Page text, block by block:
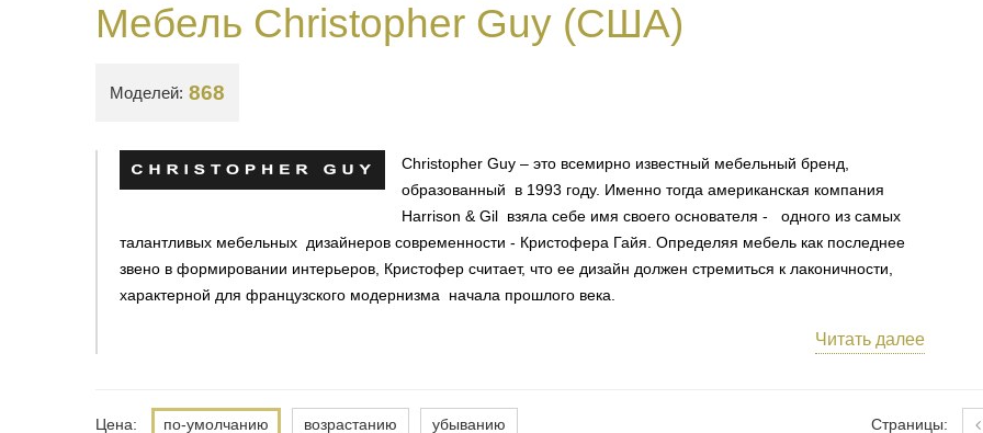
Мебель Christopher Guy (США)
Моделей: 868
Christopher Guy – это всемирно известный мебельный бренд,
образованный в 1993 году. Именно тогда американская компания
Harrison & Gil взяла себе имя своего основателя - одного из самых
талантливых мебельных дизайнеров современности - Кристофера Гайя. Определяя мебель как последнее
звено в формировании интерьеров, Кристофер считает, что ее дизайн должен стремиться к лаконичности,
характерной для французского модернизма начала прошлого века.
Читать далее
Цена: по-умолчанию возрастанию убыванию Страницы: